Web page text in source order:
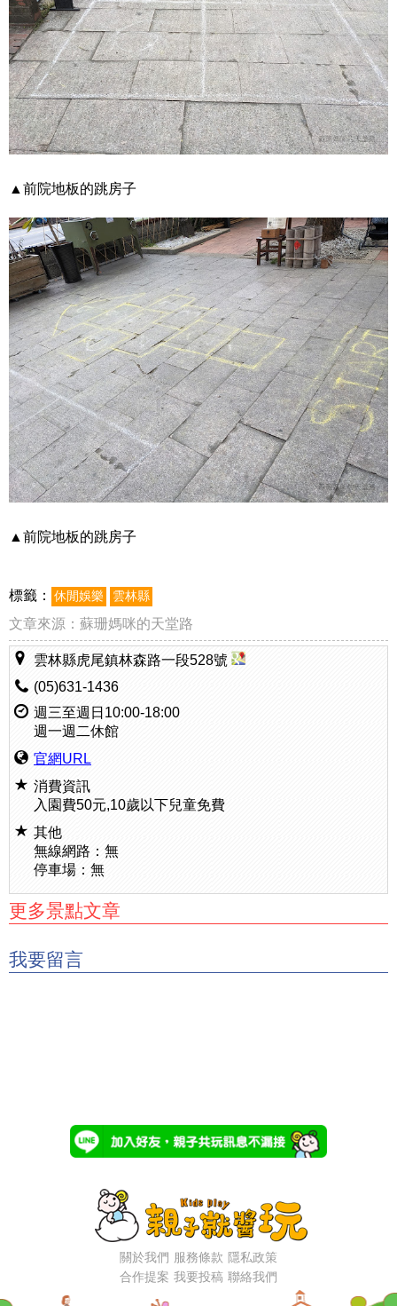
▲前院地板的跳房子
▲前院地板的跳房子
標籤： 休閒娛樂 雲林縣
文章來源： 蘇珊媽咪的天堂路
雲林縣虎尾鎮林森路一段528號
(05)631-1436
週三至週日10:00-18:00
週一週二休館
官網URL
消費資訊
入園費50元,10歲以下兒童免費
其他
無線網路：無
停車場：無
更多景點文章
我要留言
關於我們 服務條款 隱私政策
合作提案 我要投稿 聯絡我們